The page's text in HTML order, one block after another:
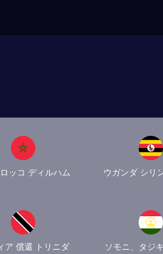
ッコ ディルハム ウガンダ シリ
ア 償還 トリニダ
ソモニ、タジ